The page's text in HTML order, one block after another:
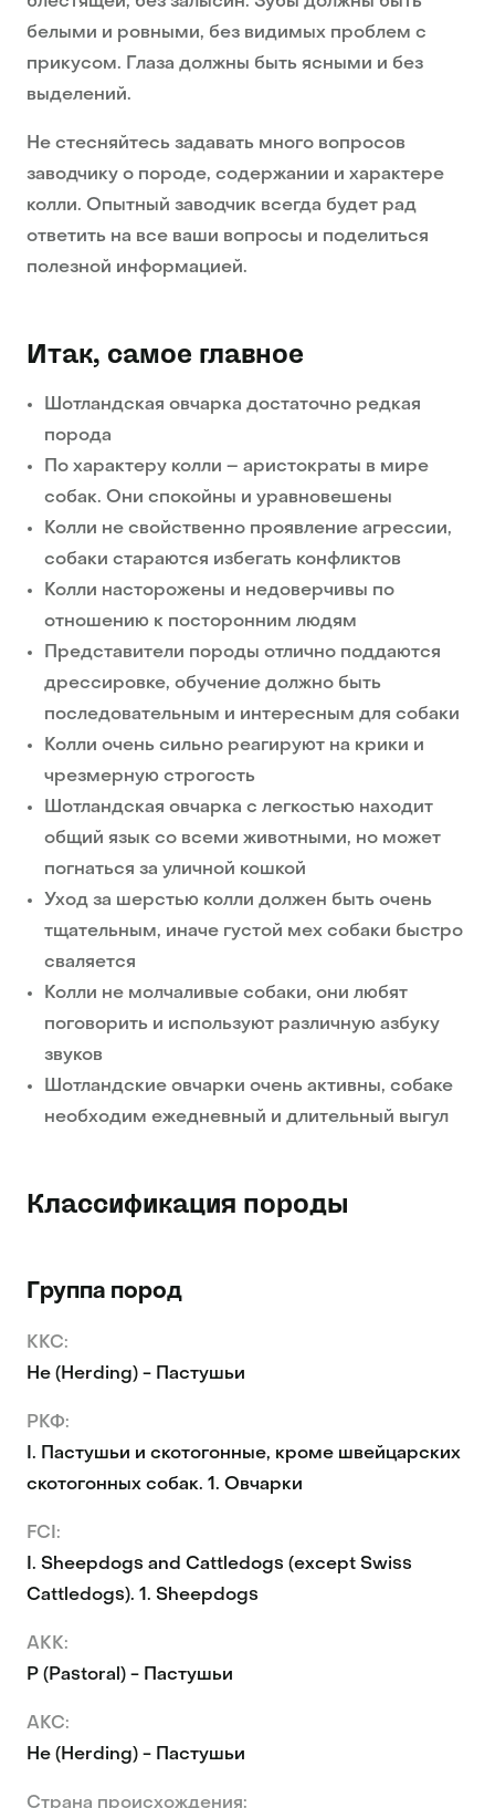
белыми и ровными, без видимых проблем с
прикусом. Глаза должны быть ясными и без
выделений.
Не стесняйтесь задавать много вопросов
заводчику о породе, содержании и характере
колли. Опытный заводчик всегда будет рад
ответить на все ваши вопросы и поделиться
полезной информацией.
Итак, самое главное
Шотландская овчарка достаточно редкая
порода
По характеру колли – аристократы в мире
собак. Они спокойны и уравновешены
Колли не свойственно проявление агрессии,
собаки стараются избегать конфликтов
Колли насторожены и недоверчивы по
отношению к посторонним людям
Представители породы отлично поддаются
дрессировке, обучение должно быть
последовательным и интересным для собаки
Колли очень сильно реагируют на крики и
чрезмерную строгость
Шотландская овчарка с легкостью находит
общий язык со всеми животными, но может
погнаться за уличной кошкой
Уход за шерстью колли должен быть очень
тщательным, иначе густой мех собаки быстро
сваляется
Колли не молчаливые собаки, они любят
поговорить и используют различную азбуку
звуков
Шотландские овчарки очень активны, собаке
необходим ежедневный и длительный выгул
Классификация породы
Группа пород
KKC:
He (Herding) - Пастушьи
РКФ:
I. Пастушьи и скотогонные, кроме швейцарских
скотогонных собак. 1. Овчарки
FCI:
I. Sheepdogs and Cattledogs (except Swiss
Cattledogs). 1. Sheepdogs
AKK:
P (Pastoral) - Пастушьи
AKC:
He (Herding) - Пастушьи
Страна происхождения: